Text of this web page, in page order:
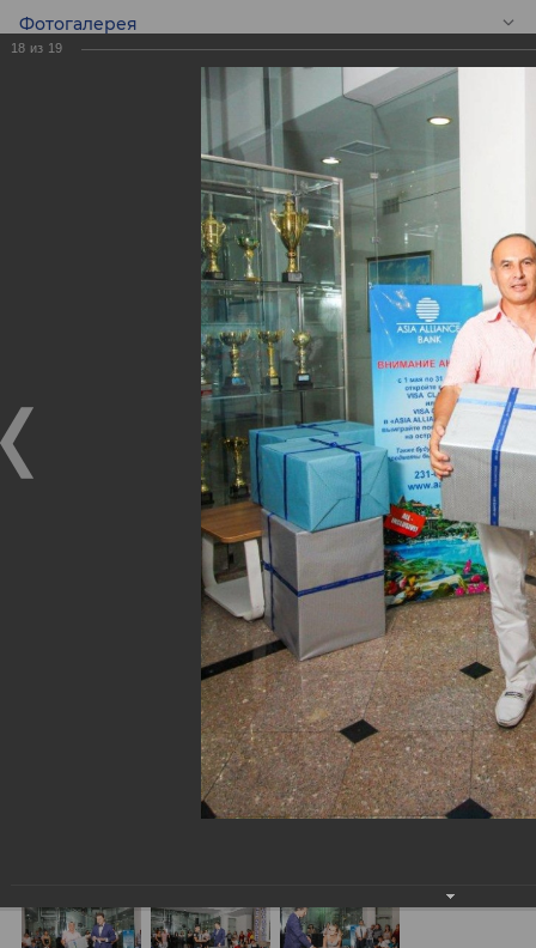
Фотогалерея
Финальный
розыгрыш призов!
Финальный розыгрыш призов!
1 августа 2017 года в Головном офисе банка прошел
финальный розыгрыш призов в рамках Акции
«Открой карту VISA и выиграй поездку на двоих на
остров Бали».
18 из 19